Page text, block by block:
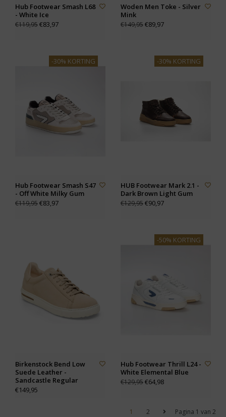
Hub Footwear Smash L68
- White Ice
€119,95€83,97
Woden Men Toke - Silver
Mink
€149,95€89,97
-30% KORTING
Hub Footwear Smash S47
- Off White Milky Gum
€119,95€83,97
-30% KORTING
HUB Footwear Mark 2.1 -
Dark Brown Light Gum
€129,95€90,97
Birkenstock Bend Low
Suede Leather -
Sandcastle Regular
€149,95
-50% KORTING
Hub Footwear Thrill L24 -
White Elemental Blue
€129,95€64,98
Pagina 1 van 2
1 2